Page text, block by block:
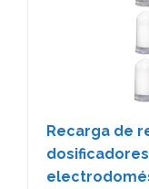
Recarga de